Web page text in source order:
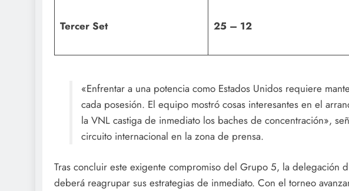
Tercer Set 25 – 12
«Enfrentar a una potencia como Estados Unidos requiere
cada posesión. El equipo mostró cosas interesantes en el
la VNL castiga de inmediato los baches de concentración»,
circuito internacional en la zona de prensa.
Tras concluir este exigente compromiso del Grupo 5, la delegación
deberá reagrupar sus estrategias de inmediato. Con el torneo